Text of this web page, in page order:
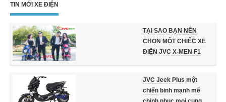
TIN MỚI XE ĐIỆN
TẠI SAO BẠN NÊN
CHỌN MỘT CHIẾC XE
ĐIỆN JVC X-MEN F1
JVC Jeek Plus một
chiến binh mạnh mẽ